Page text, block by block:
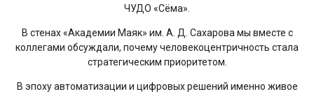
ЧУДО «Сёма».
В стенах «Академии Маяк» им. А. Д. Сахарова мы вместе с
коллегами обсуждали, почему человекоцентричность стала
стратегическим приоритетом.
В эпоху автоматизации и цифровых решений именно живое